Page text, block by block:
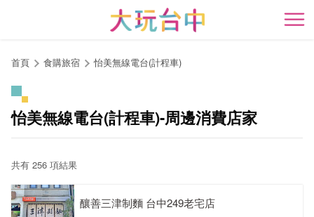
開
首頁 食購旅宿 怡美無線電台(計程車)
怡美無線電台(計程車)-周邊消費店家
共有 256 項結果
釀善三津制麵 台中249老宅店